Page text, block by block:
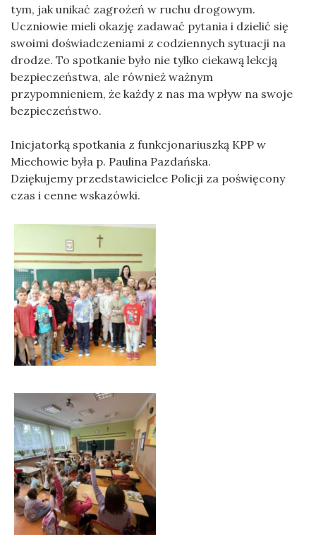
tym, jak unikać zagrożeń w ruchu drogowym.
Uczniowie mieli okazję zadawać pytania i dzielić się
swoimi doświadczeniami z codziennych sytuacji na
drodze. To spotkanie było nie tylko ciekawą lekcją
bezpieczeństwa, ale również ważnym
przypomnieniem, że każdy z nas ma wpływ na swoje
bezpieczeństwo.
Inicjatorką spotkania z funkcjonariuszką KPP w
Miechowie była p. Paulina Pazdańska.
Dziękujemy przedstawicielce Policji za poświęcony
czas i cenne wskazówki.